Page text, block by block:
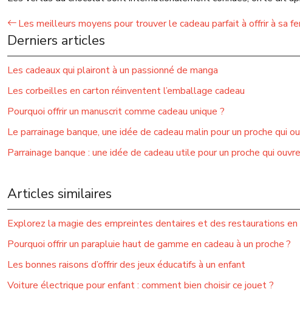
Les meilleurs moyens pour trouver le cadeau parfait à offrir à sa
Derniers articles
Les cadeaux qui plairont à un passionné de manga
Les corbeilles en carton réinventent l’emballage cadeau
Pourquoi offrir un manuscrit comme cadeau unique ?
Le parrainage banque, une idée de cadeau malin pour un proche qui
Parrainage banque : une idée de cadeau utile pour un proche qui
Articles similaires
Explorez la magie des empreintes dentaires et des restaurations en
Pourquoi offrir un parapluie haut de gamme en cadeau à un proche ?
Les bonnes raisons d’offrir des jeux éducatifs à un enfant
Voiture électrique pour enfant : comment bien choisir ce jouet ?